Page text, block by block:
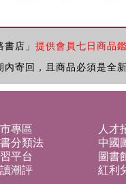
店」 提供會員七日商品
寄回，且商品必須是全
專區 人才
分類法 中國
平台 圖書
潮評 紅利